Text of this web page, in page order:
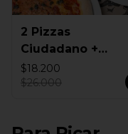
2 Pizzas
Ciudadano +
Empanadas
$18.200
$26.000